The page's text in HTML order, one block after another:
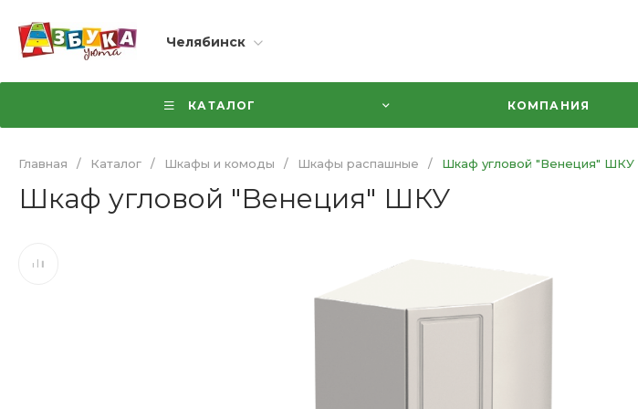
Челябинск
КАТАЛОГ КОМПАНИЯ
Главная / Каталог / Шкафы и комоды / Шкафы распашные / Шкаф угловой "Венеция" ШКУ
Шкаф угловой "Венеция" ШКУ